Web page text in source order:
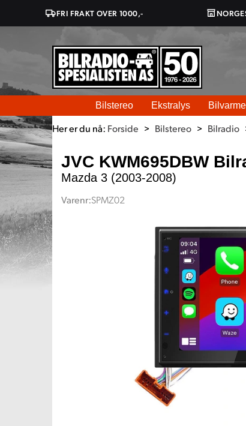
FRI FRAKT OVER 1000,-
Bilstereo Ekstralys Bilvarme
Her er du nå: Forside > Bilstereo > Bilradio
JVC KWM695DBW
Mazda 3 (2003-2008)
Varenr:SPMZ02